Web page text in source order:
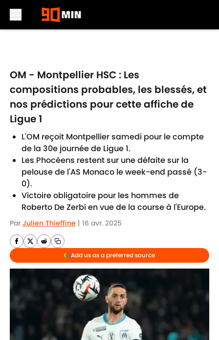
OM - Montpellier HSC : Les
compositions probables, les blessés, et
nos prédictions pour cette affiche de
Ligue 1
L'OM reçoit Montpellier samedi pour le compte
de la 30e journée de Ligue 1.
Les Phocéens restent sur une défaite sur la
pelouse de l'AS Monaco le week-end passé (3-
0).
Victoire obligatoire pour les hommes de
Roberto De Zerbi en vue de la course à l'Europe.
Par Julien Thieffine | 16 avr. 2025
Add us as a preferred source